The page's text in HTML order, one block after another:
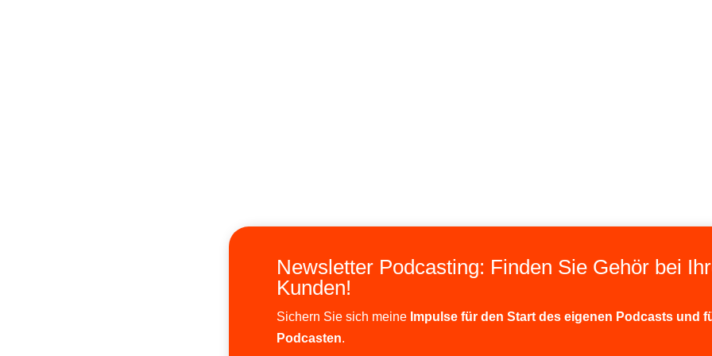
Newsletter Podcasting: Finden Sie Gehör bei
Kunden!
Sichern Sie sich meine Impulse für den Start des eigenen Podcasts und
Podcasten.